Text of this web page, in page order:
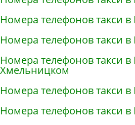
Номера телефонов такси
Номера телефонов такси
Номера телефонов такси в
Хмельницком
Номера телефонов такси
Номера телефонов такси